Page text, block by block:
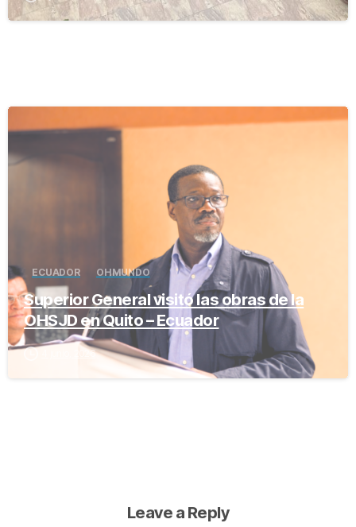
ECUADOR OH MUNDO
Superior General visitó las obras de la
OHSJD en Quito – Ecuador
4 junio, 2026
Leave a Reply